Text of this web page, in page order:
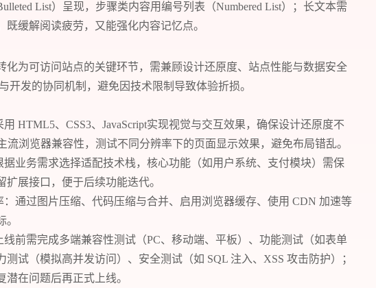
List）呈现，步骤类内容用编号列表（Numbered List）；长文本需
缓解阅读疲劳，又能强化内容记忆点。
化为可访问站点的关键环节，需兼顾设计还原度、站点性能与数据安全
发的协同机制，避免因技术限制导致体验折损。
HTML5、CSS3、JavaScript实现视觉与交互效果，确保设计还原度不
流浏览器兼容性，测试不同分辨率下的页面显示效果，避免布局错乱。
据业务需求选择适配技术栈，核心功能（如用户系统、支付模块）需保
扩展接口，便于后续功能迭代。
：通过图片压缩、代码压缩与合并、启用浏览器缓存、使用 CDN 加速等
前需完成多端兼容性测试（PC、移动端、平板）、功能测试（如表单
试（模拟高并发访问）、安全测试（如 SQL 注入、XSS 攻击防护）；
在问题后再正式上线。